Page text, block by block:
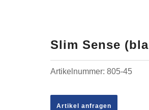
Slim Sense
Artikelnummer: 805-45
Artikel anfragen